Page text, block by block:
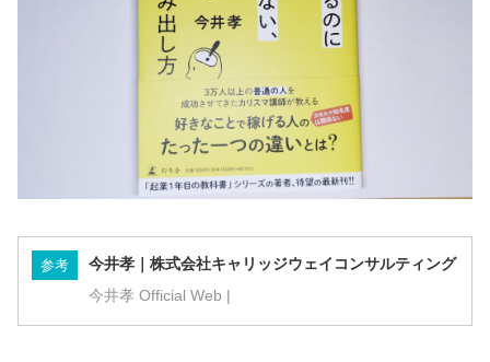
参考 今井孝｜株式会社キャリッジウェイコンサルティング
今井孝 Official Web |